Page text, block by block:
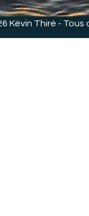
Kévin Thiré - Tous